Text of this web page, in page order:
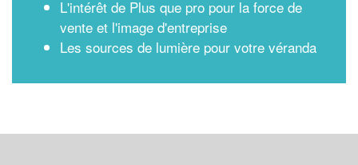
L'intérêt de Plus que pro pour la force de
vente et l'image d'entreprise
Les sources de lumière pour votre véranda